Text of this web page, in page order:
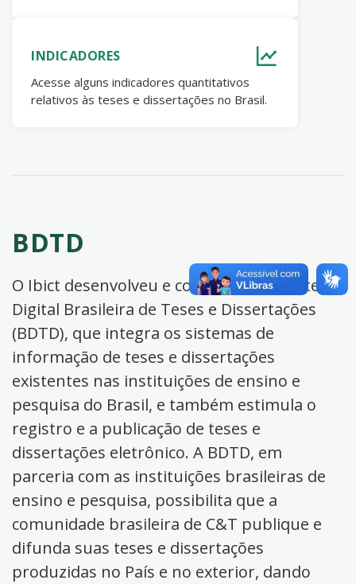
INDICADORES
Acesse alguns indicadores quantitativos
relativos às teses e dissertações no Brasil.
BDTD
O Ibict desenvolveu e coordena a Biblioteca
Digital Brasileira de Teses e Dissertações
(BDTD), que integra os sistemas de
informação de teses e dissertações
existentes nas instituições de ensino e
pesquisa do Brasil, e também estimula o
registro e a publicação de teses e
dissertações eletrônico. A BDTD, em
parceria com as instituições brasileiras de
ensino e pesquisa, possibilita que a
comunidade brasileira de C&T publique e
difunda suas teses e dissertações
produzidas no País e no exterior, dando